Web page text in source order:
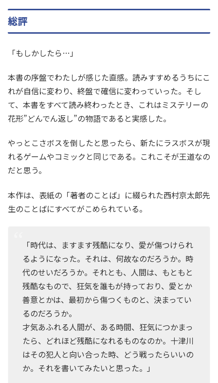
総評
「もしかしたら…」
本書の序盤でわたしが感じた直感。読みすすめるうちにこ
れが自信に変わり、終盤で確信に変わっていった。そし
て、本書をすべて読み終わったとき、これはミステリーの
花形”どんでん返し”の物語であると実感した。
やっとこさボスを倒したと思ったら、新たにラスボスが現
れるゲームやコミックと同じである。これこそが王道なの
だと思う。
本作は、表紙の「著者のことば」に綴られた西村京太郎先
生のことばにすべてがこめられている。
「時代は、ますます残酷になり、愛が傷つけられ
るようになった。それは、何故なのだろうか。時
代のせいだろうか。それとも、人間は、もともと
残酷なもので、狂気を誰もが持っており、愛とか
善意とかは、最初から傷つくものと、決まってい
るのだろうか。
才気あふれる人間が、ある時間、狂気につかまっ
たら、どれほど残酷になれるものなのか。十津川
はその犯人と向い合った時、どう戦ったらいいの
か。それを書いてみたいと思った。」